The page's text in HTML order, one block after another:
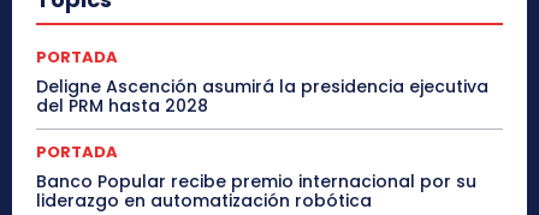
PORTADA
Deligne Ascención asumirá la presidencia ejecutiva
del PRM hasta 2028
PORTADA
Banco Popular recibe premio internacional por su
liderazgo en automatización robótica